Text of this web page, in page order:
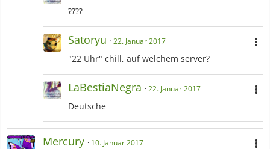
????
Satoryu 22. Januar 2017
"22 Uhr" chill, auf welchem server?
LaBestiaNegra 22. Januar 2017
Deutsche
Mercury 10. Januar 2017